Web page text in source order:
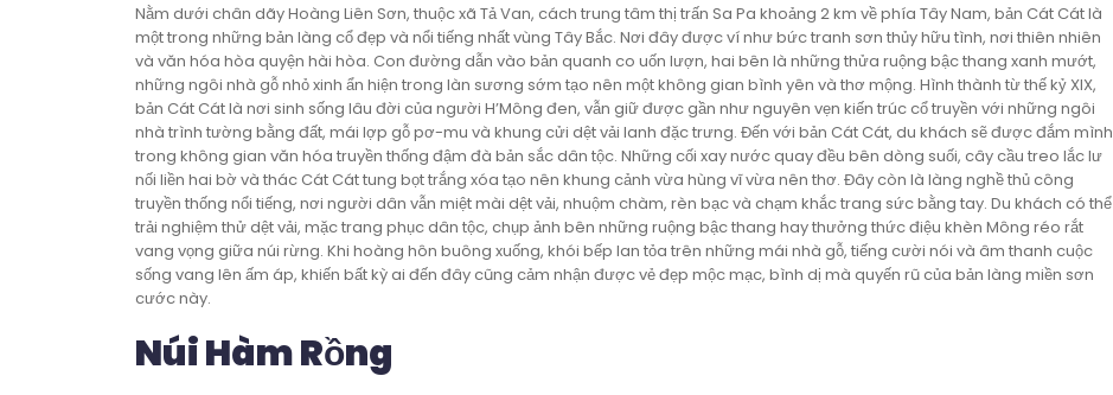
Nằm dưới chân dãy Hoàng Liên Sơn, thuộc xã Tả Van, cách trung tâm thị trấn Sa Pa khoảng 2 km về phía Tây Nam, bản Cát Cát là
một trong những bản làng cổ đẹp và nổi tiếng nhất vùng Tây Bắc. Nơi đây được ví như bức tranh sơn thủy hữu tình, nơi thiên nhiên
và văn hóa hòa quyện hài hòa. Con đường dẫn vào bản quanh co uốn lượn, hai bên là những thửa ruộng bậc thang xanh mướt,
những ngôi nhà gỗ nhỏ xinh ẩn hiện trong làn sương sớm tạo nên một không gian bình yên và thơ mộng. Hình thành từ thế kỷ XIX,
bản Cát Cát là nơi sinh sống lâu đời của người H’Mông đen, vẫn giữ được gần như nguyên vẹn kiến trúc cổ truyền với những ngôi
nhà trình tường bằng đất, mái lợp gỗ pơ-mu và khung cửi dệt vải lanh đặc trưng. Đến với bản Cát Cát, du khách sẽ được đắm mình
trong không gian văn hóa truyền thống đậm đà bản sắc dân tộc. Những cối xay nước quay đều bên dòng suối, cây cầu treo lắc lư
nối liền hai bờ và thác Cát Cát tung bọt trắng xóa tạo nên khung cảnh vừa hùng vĩ vừa nên thơ. Đây còn là làng nghề thủ công
truyền thống nổi tiếng, nơi người dân vẫn miệt mài dệt vải, nhuộm chàm, rèn bạc và chạm khắc trang sức bằng tay. Du khách có thể
trải nghiệm thử dệt vải, mặc trang phục dân tộc, chụp ảnh bên những ruộng bậc thang hay thưởng thức điệu khèn Mông réo rắt
vang vọng giữa núi rừng. Khi hoàng hôn buông xuống, khói bếp lan tỏa trên những mái nhà gỗ, tiếng cười nói và âm thanh cuộc
sống vang lên ấm áp, khiến bất kỳ ai đến đây cũng cảm nhận được vẻ đẹp mộc mạc, bình dị mà quyến rũ của bản làng miền sơn
cước này.
Núi Hàm Rồng